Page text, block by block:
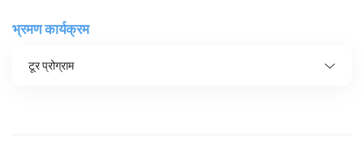
भ्रमण कार्यक्रम
टूर प्रोग्राम